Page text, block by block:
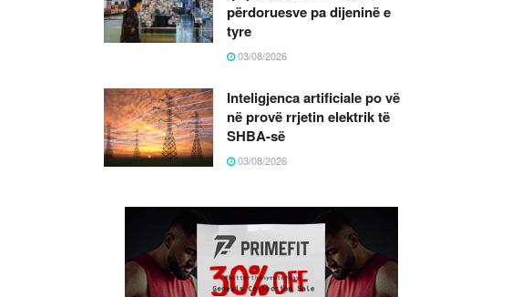
përdoruesve pa dijeninë e
tyre
03/08/2026
Inteligjenca artificiale po vë
në provë rrjetin elektrik të
SHBA-së
03/08/2026